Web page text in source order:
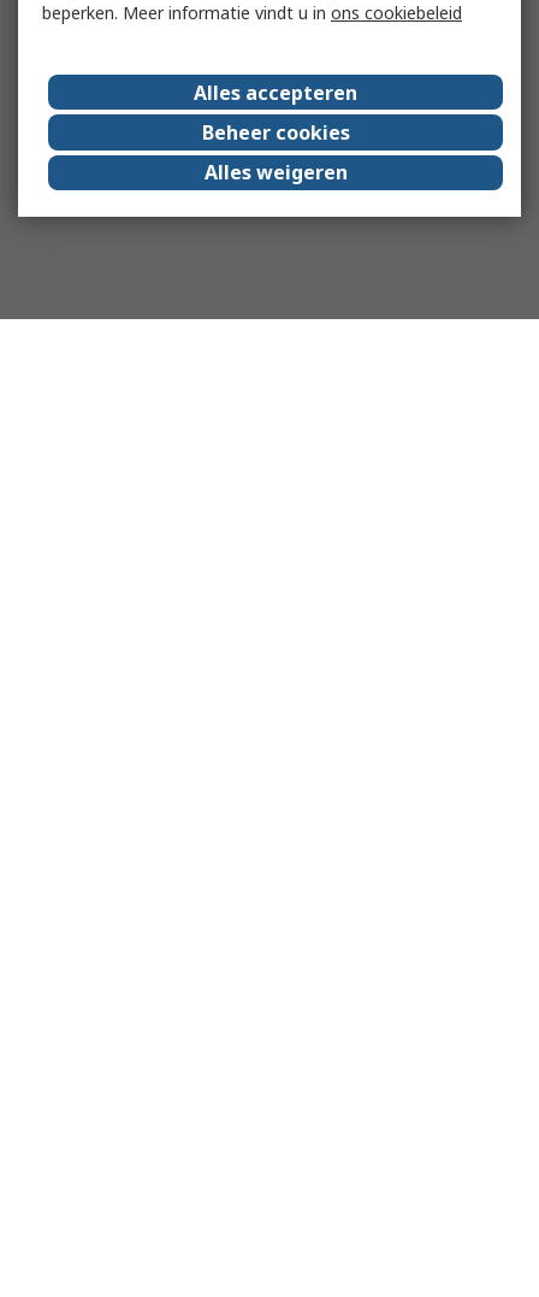
beperken. Meer informatie vindt u in ons cookiebeleid
Alles accepteren
Beheer cookies
Alles weigeren